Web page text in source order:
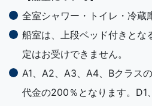
全室シャワー・トイレ・冷蔵
船室は、上段ベッド付きとな
定はお受けできません。
A1、A2、A3、A4、Bクラス
代金の200％となります。D1